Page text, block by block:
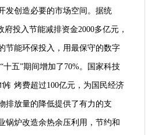
发创造必要的市场空间。据统
投入节能减排资金2000多亿元，
节能环保投入，用最保守的数字
五”期间增加了70%。国家科技
烤费超过100亿元，为国民经济
排放量的降低提供了有力的支
锅炉改造余热余压利用，节约和